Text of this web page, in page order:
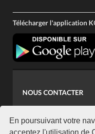
En poursuivant votre
acceptez l'utilisation de
Télécharger l'application
NOUS CONTACTER
koaci@yahoo.fr